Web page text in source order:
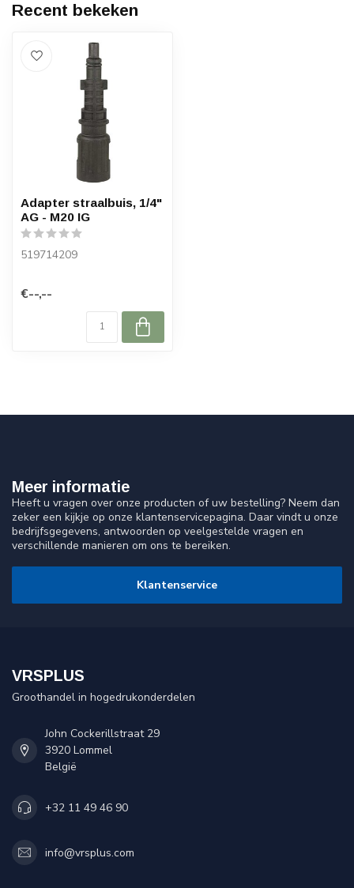
Recent bekeken
Adapter straalbuis, 1/4"
AG - M20 IG
519714209
€--,--
Meer informatie
Heeft u vragen over onze producten of uw bestelling? Neem dan
zeker een kijkje op onze klantenservicepagina. Daar vindt u onze
bedrijfsgegevens, antwoorden op veelgestelde vragen en
verschillende manieren om ons te bereiken.
Klantenservice
VRSPLUS
Groothandel in hogedrukonderdelen
John Cockerillstraat 29
3920 Lommel
België
+32 11 49 46 90
info@vrsplus.com